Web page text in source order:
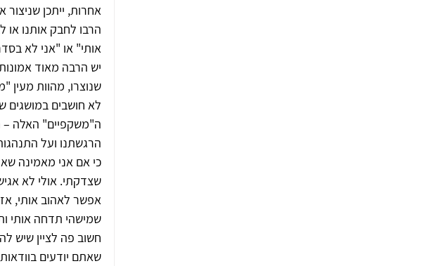
אחרות, ייתכן
הרבו לחבק אותנו
אותי" או "אני לא
יש הרבה מאוד
שנוצרו, מהוות מעין
לא חושבים במושגים
ה"משקפיים" האלה –
הרגשתנו ועל
כי אם אני מאמינה
שצדקתי. אולי לא
אפשר לאהוב אותי,
שמישהי תדחה אותי
חשוב פה לציין שיש
שאתם יודעים